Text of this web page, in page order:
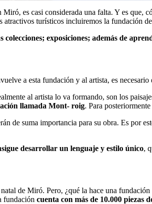
es casi considerada una falta. Y es que,
atractivos turísticos incluiremos la fundación
colecciones; exposiciones; además de
a esta fundación y al artista, es
al artista lo va formando, son los
llamada Mont- roig. Para
de suma importancia para su obra. Es por
desarrollar un lenguaje y estilo único,
de Miró. Pero, ¿qué la hace una
fundación cuenta con más de 10.000 piezas